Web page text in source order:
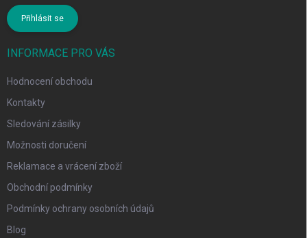
Přihlásit se
INFORMACE PRO VÁS
Hodnocení obchodu
Kontakty
Sledování zásilky
Možnosti doručení
Reklamace a vrácení zboží
Obchodní podmínky
Podmínky ochrany osobních údajů
Blog